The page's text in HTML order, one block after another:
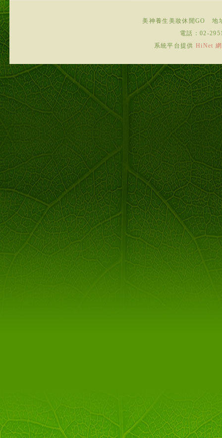
美神養生美妝休閒GO
地
電話： 02-
系統平台提供HiNet